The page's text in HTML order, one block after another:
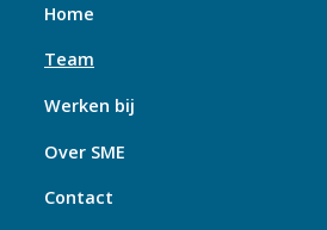
Home
Team
Werken bij
Over SME
Contact